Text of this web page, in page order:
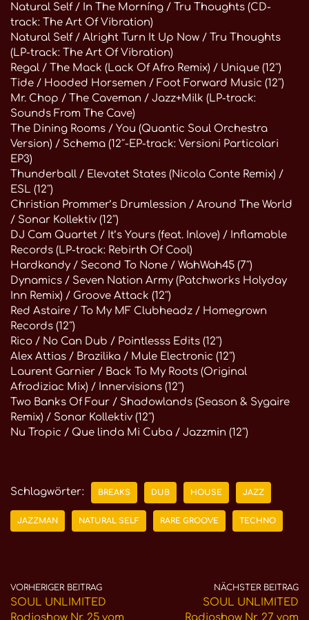
Natural Self / In The Morníng / Tru Thoughts (CD-
track: The Art Of Vibration)
Natural Self / Alright Turn It Up Now / Tru Thoughts
(LP-track: The Art Of Vibration)
Regal / The Mack (Lack Of Afro Remix) / Unique (12″)
Tide / Hooded Horsemen / Foot Forward Music (12″)
Mr. Chop / The Caveman / Jazz+Milk (LP-track:
Sounds From The Cave)
The Dining Rooms / You (Quantic Soul Orchestra
Version) / Schema (12″-EP-track: Versioni Particolari
EP3)
Thunderball / Elevatet States (Nicola Conte Remix) /
ESL (12″)
Christian Prommer’s Drumlession / Around The World
/ Sonar Kollektiv (12″)
DJ Cam Quartet / It’s Yours (feat. Inlove) / Inflamable
Records (LP-track: Rebirth Of Cool)
Hardkandy / Second To None / WahWah45 (7″)
Dynamics / Seven Nation Army (Patchworks Holyday
Inn Remix) / Groove Attack (12″)
Red Astaire / To My MF Clubheadz / Homegrown
Records (12″)
Rico / No Can Dub / Pointlesss Edits (12″)
Alex Attias / Brazilika / Mule Electronic (12″)
Laurent Garnier / Back To My Roots (Original
Afrodiziac Mix) / Innervisions (12″)
Two Banks Of Four / Shadowlands (Season & Sygaire
Remix) / Sonar Kollektiv (12″)
Nu Tropic / Que linda Mi Cuba / Jazzmin (12″)
Schlagwörter: BREAKS DUB HOUSE JAZZ
JAZZMAN NATURAL SELF RARE GROOVE TECHNO
VORHERIGER BEITRAG
SOUL UNLIMITED
Radioshow Nr. 25 vom
NÄCHSTER BEITRAG
SOUL UNLIMITED
Radioshow Nr. 27 vom